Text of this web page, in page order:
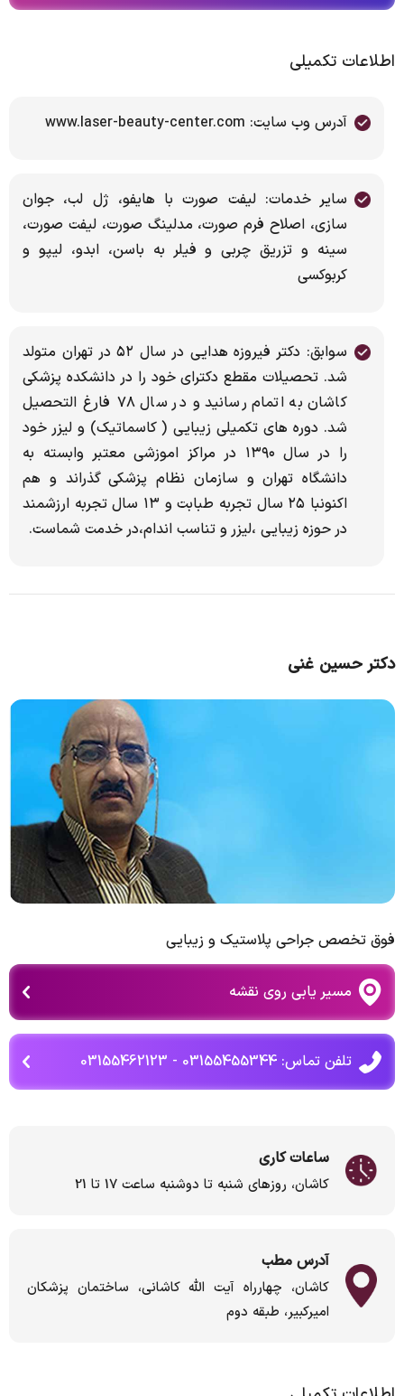
اطلاعات تکمیلی
آدرس وب سایت: www.laser-beauty-center.com
سایر خدمات: ‌لیفت صورت با هایفو، ژل لب، جوان
سازی، اصلاح فرم صورت، مدلینگ صورت، لیفت صورت،
سینه و تزریق چربی و فیلر به باسن، ابدو، لیپو و
کربوکسی
سوابق: دکتر فیروزه هدایی در سال ۵۲ در تهران متولد
شد. تحصیلات مقطع دکترای خود را در دانشکده پزشکی
کاشان به اتمام رسانید و در سال ۷۸ فارغ التحصیل
شد. دوره های تکمیلی زیبایی ( کاسماتیک) و لیزر خود
را در سال ۱۳۹۰ در مراکز اموزشی معتبر وابسته به
دانشگاه تهران و سازمان نظام پزشکی گذراند و هم
اکنونبا ۲۵ سال تجربه طبابت و ۱۳ سال تجربه ارزشمند
در حوزه زیبایی ،لیزر و تناسب اندام،در خدمت شماست.
دکتر حسین غنی
فوق تخصص جراحی پلاستیک و زیبایی
مسیر یابی روی نقشه
تلفن تماس: 03155455344 - 03155462123
ساعات کاری
کاشان، روزهای شنبه تا دوشنبه ساعت 17 تا 21
آدرس مطب
کاشان، چهارراه آیت الله کاشانی، ساختمان پزشکان
امیرکبیر، طبقه دوم